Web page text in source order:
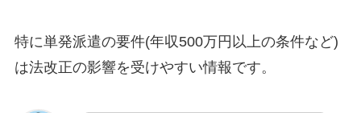
特に単発派遣の要件(年収500万円以上の条件など)
は法改正の影響を受けやすい情報です。